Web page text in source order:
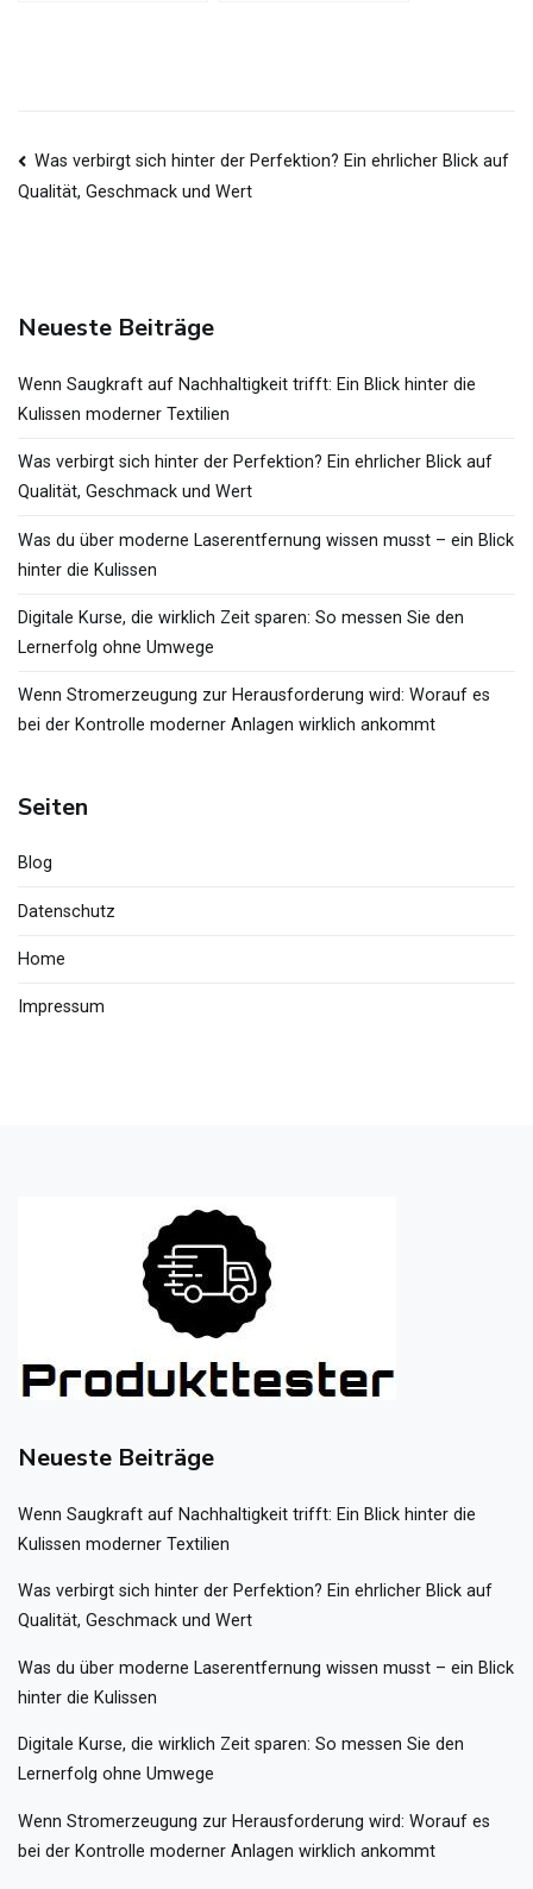
Beitragsnavigation
Was verbirgt sich hinter der Perfektion? Ein ehrlicher Blick auf
Qualität, Geschmack und Wert
Neueste Beiträge
Wenn Saugkraft auf Nachhaltigkeit trifft: Ein Blick hinter die
Kulissen moderner Textilien
Was verbirgt sich hinter der Perfektion? Ein ehrlicher Blick auf
Qualität, Geschmack und Wert
Was du über moderne Laserentfernung wissen musst – ein Blick
hinter die Kulissen
Digitale Kurse, die wirklich Zeit sparen: So messen Sie den
Lernerfolg ohne Umwege
Wenn Stromerzeugung zur Herausforderung wird: Worauf es
bei der Kontrolle moderner Anlagen wirklich ankommt
Seiten
Blog
Datenschutz
Home
Impressum
Neueste Beiträge
Wenn Saugkraft auf Nachhaltigkeit trifft: Ein Blick hinter die
Kulissen moderner Textilien
Was verbirgt sich hinter der Perfektion? Ein ehrlicher Blick auf
Qualität, Geschmack und Wert
Was du über moderne Laserentfernung wissen musst – ein Blick
hinter die Kulissen
Digitale Kurse, die wirklich Zeit sparen: So messen Sie den
Lernerfolg ohne Umwege
Wenn Stromerzeugung zur Herausforderung wird: Worauf es
bei der Kontrolle moderner Anlagen wirklich ankommt